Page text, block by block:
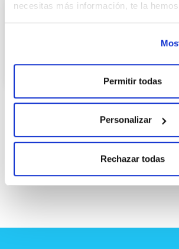
necesitas más información, te la
Permitir todas
Personalizar
Rechazar todas